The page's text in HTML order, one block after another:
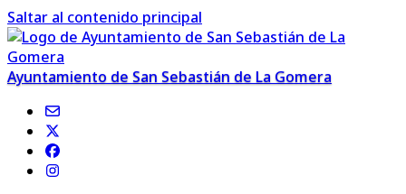
Saltar al contenido principal
Ayuntamiento de San Sebastián de La Gomera